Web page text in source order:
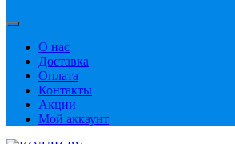
О нас
Доставка
Оплата
Контакты
Акции
Мой аккаунт